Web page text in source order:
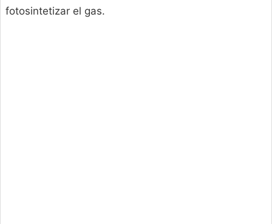
fotosintetizar el gas.